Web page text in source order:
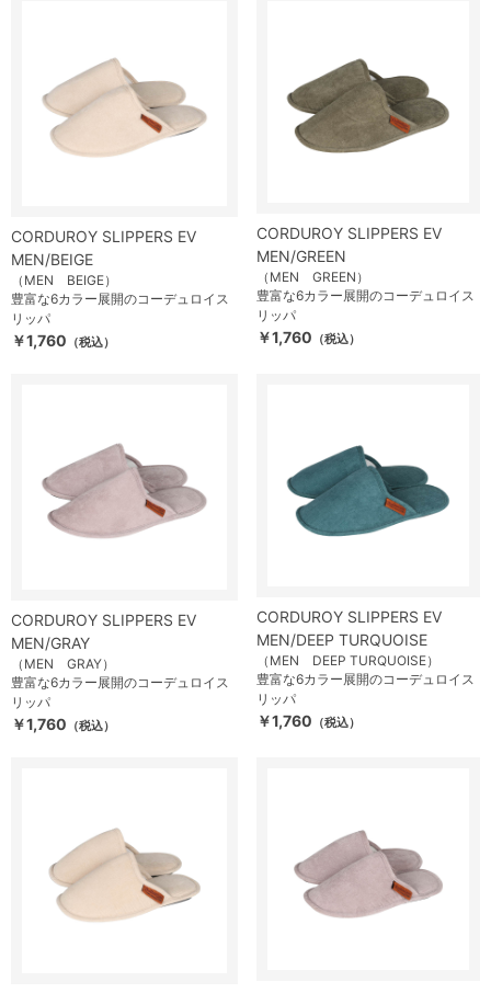
CORDUROY SLIPPERS EV
MEN/BEIGE
（MEN BEIGE）
豊富な6カラー展開のコーデュロイス
リッパ
￥1,760 （税込）
CORDUROY SLIPPERS EV
MEN/GREEN
（MEN GREEN）
豊富な6カラー展開のコーデュロイス
リッパ
￥1,760 （税込）
CORDUROY SLIPPERS EV
MEN/GRAY
（MEN GRAY）
豊富な6カラー展開のコーデュロイス
リッパ
￥1,760 （税込）
CORDUROY SLIPPERS EV
MEN/DEEP TURQUOISE
（MEN DEEP TURQUOISE）
豊富な6カラー展開のコーデュロイス
リッパ
￥1,760 （税込）